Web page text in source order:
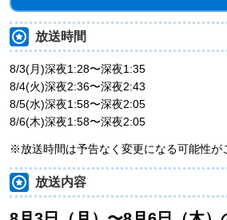
放送時間
8/3(月)深夜1:28〜深夜1:35
8/4(火)深夜2:36〜深夜2:43
8/5(水)深夜1:58〜深夜2:05
8/6(木)深夜1:58〜深夜2:05
※放送時間は予告なく変更になる可能性が
放送内容